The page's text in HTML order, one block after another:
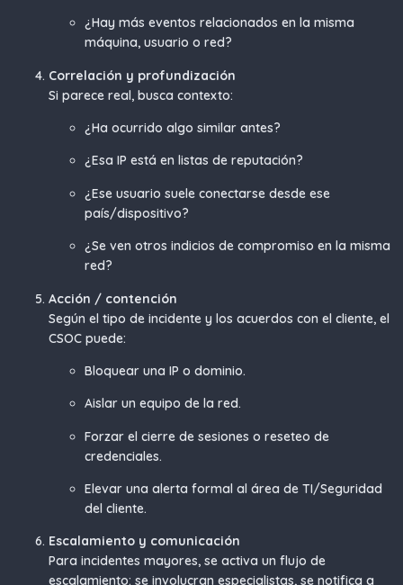
¿Hay más eventos relacionados en la misma
máquina, usuario o red?
Correlación y profundización
Si parece real, busca contexto:
¿Ha ocurrido algo similar antes?
¿Esa IP está en listas de reputación?
¿Ese usuario suele conectarse desde ese
país/dispositivo?
¿Se ven otros indicios de compromiso en la misma
red?
Acción / contención
Según el tipo de incidente y los acuerdos con el cliente, el
CSOC puede:
Bloquear una IP o dominio.
Aislar un equipo de la red.
Forzar el cierre de sesiones o reseteo de
credenciales.
Elevar una alerta formal al área de TI/Seguridad
del cliente.
Escalamiento y comunicación
Para incidentes mayores, se activa un flujo de
escalamiento: se involucran especialistas, se notifica a